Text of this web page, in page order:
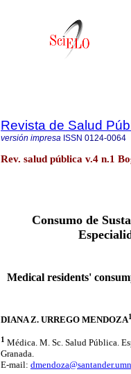
Revista de Salud
versión impresa ISSN 0124-0064
Rev. salud pública v.4 n.1
Consumo de
Medical residents'
DIANA Z. URREGO MENDOZA1
1 Médica. M. Sc. Salud Pública.
Granada.
E-mail: